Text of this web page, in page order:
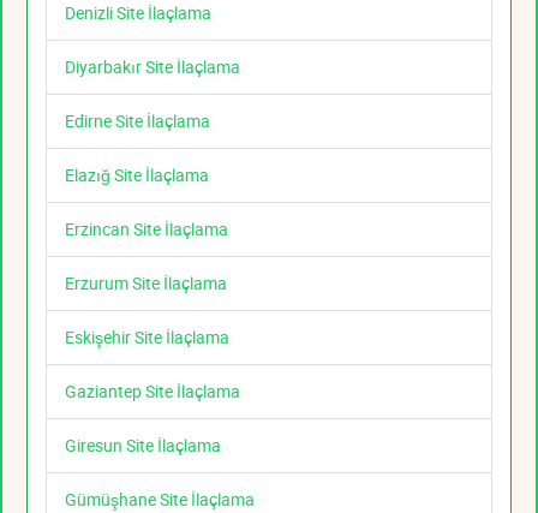
Denizli Site İlaçlama
Diyarbakır Site İlaçlama
Edirne Site İlaçlama
Elazığ Site İlaçlama
Erzincan Site İlaçlama
Erzurum Site İlaçlama
Eskişehir Site İlaçlama
Gaziantep Site İlaçlama
Giresun Site İlaçlama
Gümüşhane Site İlaçlama